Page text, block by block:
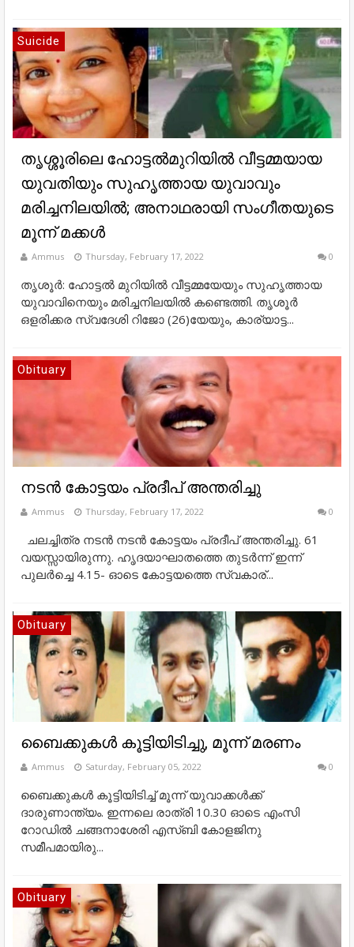
Suicide
തൃശ്ശൂരിലെ ഹോട്ടൽമുറിയിൽ വീട്ടമ്മയായ
യുവതിയും സുഹൃത്തായ യുവാവും
മരിച്ചനിലയിൽ; അനാഥരായി സംഗീതയുടെ
മൂന്ന് മക്കൾ
Ammus Thursday, February 17, 2022 0
തൃശൂര്‍: ഹോട്ടല്‍ മുറിയില്‍ വീട്ടമ്മയേയും സുഹൃത്തായ
യുവാവിനെയും മരിച്ചനിലയില്‍ കണ്ടെത്തി. തൃശൂര്‍
ഒളരിക്കര സ്വദേശി റിജോ (26)യേയും, കാര്യാട്ട...
Obituary
നടന്‍ കോട്ടയം പ്രദീപ് അന്തരിച്ചു
Ammus Thursday, February 17, 2022 0
ചലച്ചിത്ര നടന്‍ നടന്‍ കോട്ടയം പ്രദീപ് അന്തരിച്ചു. 61
വയസ്സായിരുന്നു. ഹൃദയാഘാതത്തെ തുടര്‍ന്ന് ഇന്ന്
പുലര്‍ച്ചെ 4.15- ഓടെ കോട്ടയത്തെ സ്വകാര്...
Obituary
ബൈക്കുകള്‍ കൂട്ടിയിടിച്ചു, മൂന്ന് മരണം
Ammus Saturday, February 05, 2022 0
ബൈക്കുകൾ കൂട്ടിയിടിച്ച് മൂന്ന് യുവാക്കൾക്ക്
ദാരുണാന്ത്യം. ഇന്നലെ രാത്രി 10.30 ഓടെ എംസി
റോഡിൽ ചങ്ങനാശേരി എസ്ബി കോളജിനു
സമീപമായിരു...
Obituary